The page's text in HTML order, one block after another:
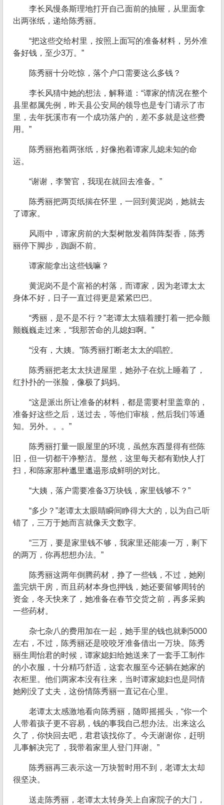
李长风慢条斯理地打开自己面前的抽屉，从里面拿
出两张纸，递给陈秀丽。
“把这些交给村里，按照上面写的准备材料，另外准
备好钱，至少3万。”
陈秀丽十分吃惊，落个户口需要这么多钱？
李长风猜中她的想法，解释道：“谭家的情况在整个
县里都属先例，昨天县公安局的领导也是专门请示了市
里，去年抚溪市有一个成功落户的，差不多就是这些费
用。”
陈秀丽抱着两张纸，好像抱着谭家儿媳未知的命
运。
“谢谢，李警官，我现在就回去准备。”
陈秀丽把两页纸揣在怀里，一回到黄泥岗，她就去
了谭家。
风雨中，谭家房前的大梨树散发着阵阵梨香，陈秀
丽停下脚步，踟蹰不前。
谭家能拿出这些钱嘛？
黄泥岗不是个富裕的村落，而谭家，因为老谭太太
身体不好，日子一直过得更是紧紧巴巴。
“秀丽，是不是不行？”老谭太太猫着腰打着一把伞颤
颤巍巍走过来，“我那苦命的儿媳妇啊。”
“没有，大姨。”陈秀丽打断老太太的唱腔。
陈秀丽把老太太扶进屋里，她孙子在炕上睡着了，
红扑扑的一张脸，像极了妈妈。
“这是派出所让准备的材料，都是需要村里盖章的，
准备好这些之后，送过去，等他们审核，然后我们等通
知。另外。。。”
陈秀丽打量一眼屋里的环境，虽然东西显得有些陈
旧，但一切都干净整洁。显然，这里每天都有勤快人打
扫，和陈家那种邋里邋遢形成鲜明的对比。
“大姨，落户需要准备3万块钱，家里钱够不？”
“多少？”老谭太太眼睛瞬间睁得大大的，以为自己听
错了，三万于她而言就像天文数字。
“三万，要是家里钱不够，我家里还能凑一万，剩下
的两万，你再想想办法。”
陈秀丽这两年倒腾药材，挣了一些钱，不过，她刚
盖完烘干房，而且药材本身也押钱，她还要留够周转的
资金，冬天快来了，她准备在春节交货之前，再多采购
一些药材。
杂七杂八的费用加在一起，她手里的钱也就剩5000
左右，不过，陈秀丽还是咬咬牙准备借出一万块。陈秀
丽生周怡君的时候，谭家媳妇给她送来了一套手工制作
的小衣服，十分精巧舒适，这套衣服至今还躺在她家的
衣柜里。他们两家本没有往来，当时谭家媳妇也是同情
她刚没了丈夫，这份情陈秀丽一直记在心里。
老谭太太感激地看向陈秀丽，随即摇摇头，“你一个
人带着孩子更不容易，钱的事我自己想办法。出来这么
久了，你快回去吧，君君该找你了。今天谢谢你，赶明
儿事解决完了，我带着家里人登门拜谢。”
陈秀丽再三表示这一万块暂时用不到，老谭太太却
很坚决。
送走陈秀丽，老谭太太转身关上自家院子的大门，